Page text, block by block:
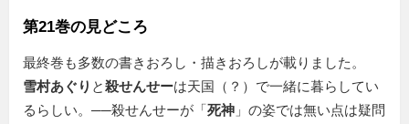
第21巻の見どころ
最終巻も多数の書きおろし・描きおろしが載りました。
雪村あぐり と殺せんせーは天国（？）で一緒に暮らしてい
るらしい。──殺せんせーが「死神 」の姿では無い点は疑問